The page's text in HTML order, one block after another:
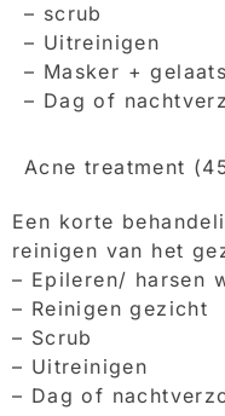
– scrub
– Uitreinigen
– Masker +
– Dag of
Acne treatment
Een korte
reinigen van het
– Epileren/ harsen
– Reinigen gezicht
– Scrub
– Uitreinigen
– Dag of